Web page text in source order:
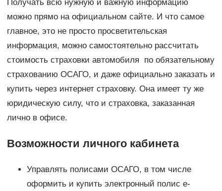
Получать всю нужную и важную информацию
можно прямо на официальном сайте. И что самое
главное, это не просто просветительская
информация, можно самостоятельно рассчитать
стоимость страховки автомобиля по обязательному
страхованию ОСАГО, и даже официально заказать и
купить через интернет страховку. Она имеет ту же
юридическую силу, что и страховка, заказанная
лично в офисе.
Возможности личного кабинета
Управлять полисами ОСАГО, в том числе
оформить и купить электронный полис е-